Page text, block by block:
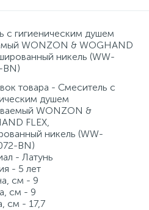
с гигиеническим душем
WONZON & WOGHAND
никель (WW-
BN)
товара - Смеситель с
душем
WONZON &
FLEX,
никель (WW-
BN)
- Латунь
- 5 лет
см - 9
см - 9
см - 17,7